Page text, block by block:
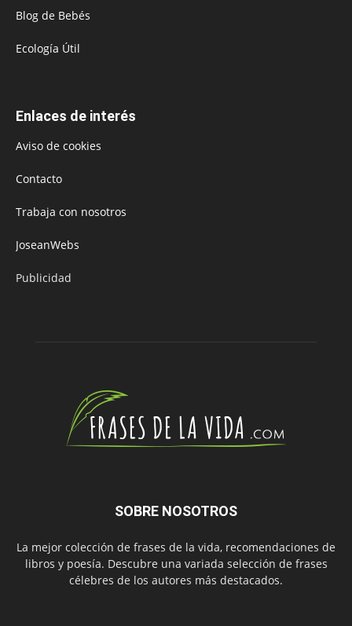
Blog de Bebés
Ecología Útil
Enlaces de interés
Aviso de cookies
Contacto
Trabaja con nosotros
JoseanWebs
Publicidad
SOBRE NOSOTROS
La mejor colección de frases de la vida, recomendaciones de
libros y poesía. Descubre una variada selección de frases
célebres de los autores más destacados.